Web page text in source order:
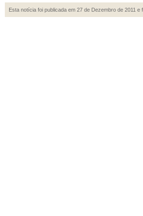
Esta notícia foi publicada em 27 de Dezembro de 2011 e